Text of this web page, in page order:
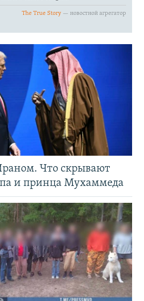
Что скрывают
и принца Мухаммеда